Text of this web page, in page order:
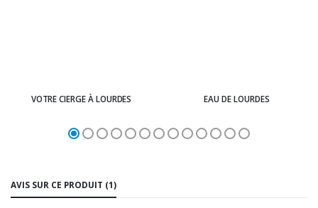
VOTRE CIERGE À LOURDES EAU DE LOURDES
AVIS SUR CE PRODUIT (1)